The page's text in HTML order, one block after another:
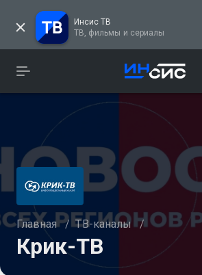
Инсис ТВ
ТВ, фильмы и сериалы
Главная / ТВ-каналы /
Крик-ТВ Смотреть